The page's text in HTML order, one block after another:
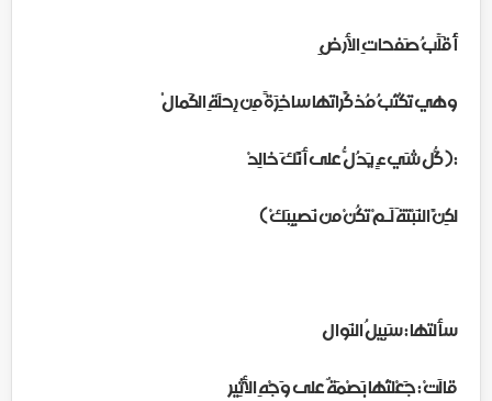
أُقَلِّبُ صَفحاتِ الأرضِ
وهي تَكْتُبُ مُذكَّراتَها ساخِرَةً مِن رِحلَةِ الكَمالْ
:( كُّل شَيءٍ يَدُلُّ على أَنَّكَ خالِدْ
لكِنَّ النَبْتَةَ لَـمْ تَكُنْ من نَصيِبَكْ )
سألتها : سَبِيلُ النَوال
قالَتْ : جَعْلتُها بَصْمَةٌ على وَجْهِ الأثِير